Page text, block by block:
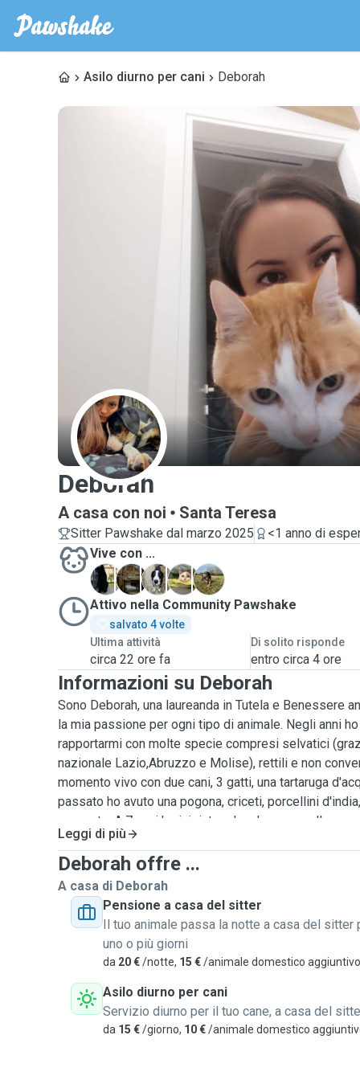
Asilo diurno per cani Deborah
D
Deborah
A casa con noi Santa Teresa
Sitter Pawshake dal marzo 2025
<1 anno di
Vive con ...
C
D G M
N
Attivo nella Community Pawshake
salvato 4 volte
Ultima attività
circa 22 ore fa
Di solito risponde
entro circa 4 ore
Informazioni su Deborah
Sono Deborah, una laureanda in Tutela e Benessere
la mia passione per ogni tipo di animale. Negli anni
rapportarmi con molte specie compresi selvatici
nazionale Lazio,Abruzzo e Molise), rettili e non
momento vivo con due cani, 3 gatti, una tartaruga
passato ho avuto una pogona, criceti, porcellini
serpente. A 7 anni ho iniziato ad andare a cavallo per
istruttore e addestratore. Grazie al percorso
problemi a somministrare farmaci ed eseguire
dinamica e solare, amo trascorre tempo in mezzo la
accompagnata da qualche pelosetto per questo
passeggiate in campagna, al mare o in montagna a
hanno bisogno,posso anche fare loro un bagnetto.
dura un'oretta ma cerco di adeguarle alle esigenze
essere sicura che ognuno di loro abbia le attenzioni
sono a casa con me li porto a spasso 3-4 volte al
alle condizioni meteorologiche. In casa hanno
divani in più metto loro a disposizione cucce in
Ho un cortile con giardino completamento recintato
Leggi di più
Deborah offre ...
A casa di Deborah
Pensione a casa del sitter
Il tuo animale passa la notte a casa del sitter
uno o più giorni
da 20 €/notte, 15 €/animale domestico aggiuntivo
Asilo diurno per cani
Servizio diurno per il tuo cane, a casa del
da 15 €/giorno, 10 €/animale domestico